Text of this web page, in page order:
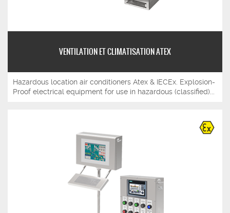
VENTILATION ET CLIMATISATION ATEX
Hazardous location air conditioners Atex & IECEx. Explosion-
Proof electrical equipment for use in hazardous (classified)...